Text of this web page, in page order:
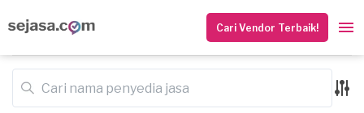
Cari Vendor Terbaik!